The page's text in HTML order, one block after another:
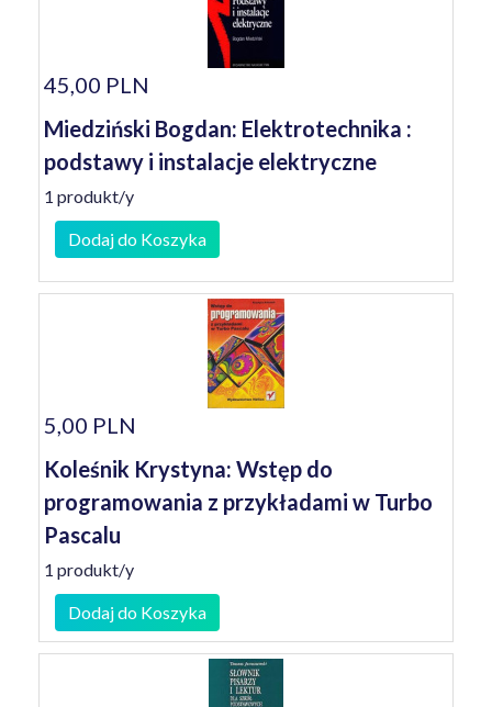
45,00 PLN
Miedziński Bogdan: Elektrotechnika :
podstawy i instalacje elektryczne
1 produkt/y
Dodaj do Koszyka
5,00 PLN
Koleśnik Krystyna: Wstęp do
programowania z przykładami w Turbo
Pascalu
1 produkt/y
Dodaj do Koszyka